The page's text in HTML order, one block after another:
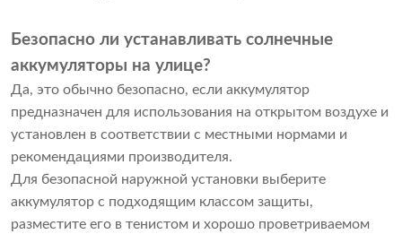
Безопасно ли устанавливать солнечные
аккумуляторы на улице?
Да, это обычно безопасно, если аккумулятор
предназначен для использования на открытом воздухе и
установлен в соответствии с местными нормами и
рекомендациями производителя.
Для безопасной наружной установки выберите
аккумулятор с подходящим классом защиты,
разместите его в тенистом и хорошо проветриваемом